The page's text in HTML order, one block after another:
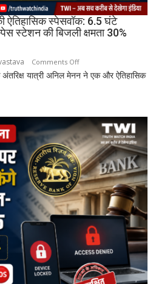
मिड-
रेंज
में
एंट्री
ऐतिहासिक स्पेसवॉक: 6.5 घंटे
स्टेशन की बिजली क्षमता 30%
Comments Offon
भारतीय
अनिल
मेनन
की
ऐतिहासिक
स्पेसवॉक:
6.5
घंटे
अंतरिक्ष
किया
बड़ा
मिशन,
स्पेस
यात्री अनिल मेनन ने एक और ऐतिहासिक